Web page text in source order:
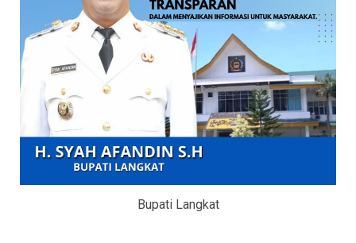
Bupati Langkat